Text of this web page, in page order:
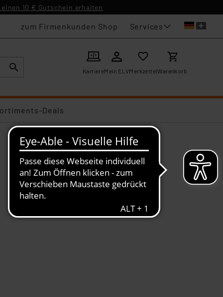
10 € Gutschein erhalten
zum Firmenkunden Shop Services
KarriereMein ELVMerkzettelWarenkorb
Deals